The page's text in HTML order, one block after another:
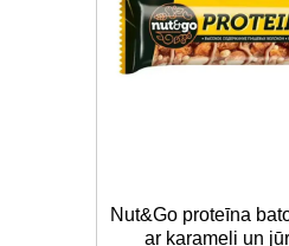
Nut&Go proteīna
ar karameli un